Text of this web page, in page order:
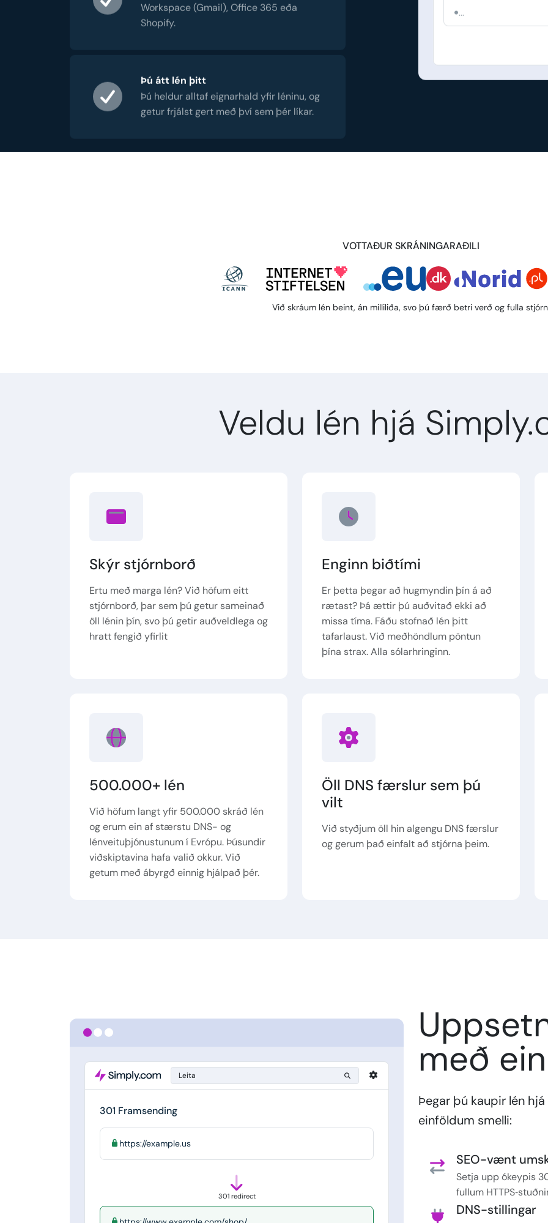
Workspace (Gmail), Office 365 eða
Shopify.
Þú átt lén þitt
Þú heldur alltaf eignarhald yfir léninu, og
getur frjálst gert með því sem þér líkar.
...
VOTTAÐUR SKRÁNINGARAÐILI
Við skráum lén beint, án milliliða, svo þú færð betri verð og fulla
Veldu lén hjá
Skýr stjórnborð
Ertu með marga lén? Við höfum eitt
stjórnborð, þar sem þú getur sameinað
öll lénin þín, svo þú getir auðveldlega og
hratt fengið yfirlit
Enginn biðtími
Er þetta þegar að hugmyndin þín á að
rætast? Þá ættir þú auðvitað ekki að
missa tíma. Fáðu stofnað lén þitt
tafarlaust. Við meðhöndlum pöntun
þína strax. Alla sólarhringinn.
500.000+ lén
Við höfum langt yfir 500.000 skráð lén
og erum ein af stærstu DNS- og
lénveituþjónustunum í Evrópu. Þúsundir
viðskiptavina hafa valið okkur. Við
getum með ábyrgð einnig hjálpað þér.
Öll DNS færslur sem þú
vilt
Við styðjum öll hin algengu DNS færslur
og gerum það einfalt að stjórna þeim.
Leita
301 Framsending
https://example.us
301 redirect
með
Þegar þú kaupir lén
einföldum smelli:
SEO-vænt
Setja upp ókeypis
fullum
DNS-stillingar